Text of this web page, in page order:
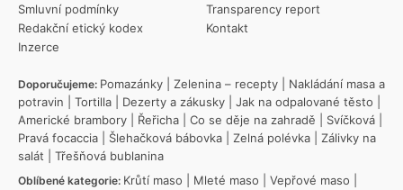
Smluvní podmínky
Redakční etický kodex
Inzerce
Transparency report
Kontakt
Doporučujeme: Pomazánky Zelenina – recepty
Nakládání masa a
potravin
Tortilla Dezerty a zákusky Jak na odpalované těsto
Americké brambory
Řeřicha Co se děje na zahradě Svíčková
Pravá focaccia
Šlehačková bábovka Zelná polévka
Zálivky na
salát
Třešňová bublanina
Oblíbené kategorie: Krůtí maso Mleté maso Vepřové maso